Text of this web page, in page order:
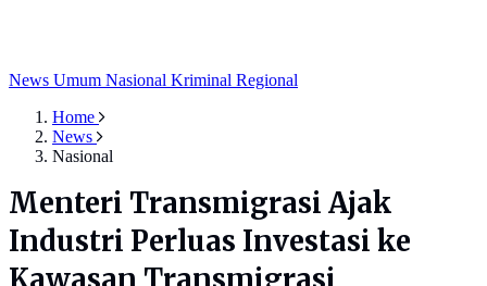
News Umum Nasional Kriminal Regional
Home
News
Nasional
Menteri Transmigrasi Ajak
Industri Perluas Investasi ke